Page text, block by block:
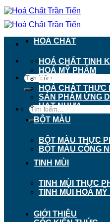
Chuyển
đến
nội
911 - 913
Tìm
kiếm:
Tìm
kiếm:
HOÁ CHẤT
HOÁ CHẤT TINH
HOÁ MỸ PHẨM
HOÁ CHẤT CÔNG
HOÁ CHẤT THỰC
SẢN PHẨM ỨNG
HẠT NHỰA
BỘT MÀU
BỘT MÀU THỰC
BỘT MÀU CÔNG
TINH MÙI
TINH MÙI THỰC
TINH MÙI HOÁ MỸ
GIỚI THIỆU